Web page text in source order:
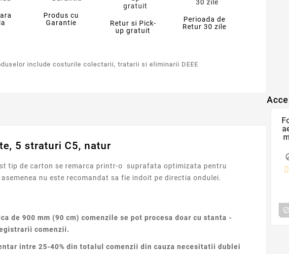
Produs cu
Garantie
Retur si Pick-
up gratuit
Perioada de
Retur 30 zile
include costurile colectarii, tratarii si eliminarii DEEE
5 straturi C5, natur
tip de carton se remarca printr-o suprafata optimizata pentru
nu este recomandat sa fie indoit pe directia ondulei.
de 900 mm (90 cm) comenzile se pot procesa doar cu stanta -
comenzii.
intre 25-40% din totalul comenzii din cauza necesitatii dublei